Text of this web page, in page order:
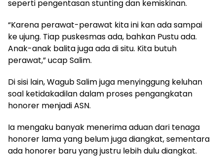
seperti pengentasan stunting dan kemiskinan.
“Karena perawat-perawat kita ini kan ada sampai
ke ujung. Tiap puskesmas ada, bahkan Pustu ada.
Anak-anak balita juga ada di situ. Kita butuh
perawat,” ucap Salim.
Di sisi lain, Wagub Salim juga menyinggung keluhan
soal ketidakadilan dalam proses pengangkatan
honorer menjadi ASN.
Ia mengaku banyak menerima aduan dari tenaga
honorer lama yang belum juga diangkat, sementara
ada honorer baru yang justru lebih dulu diangkat.